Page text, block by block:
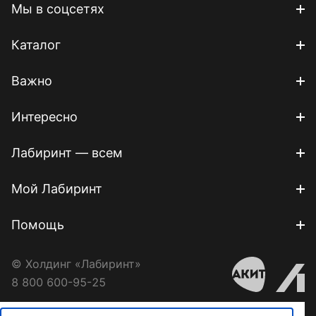
Мы в соцсетях
Каталог
Важно
Интересно
Лабиринт — всем
Мой Лабиринт
Помощь
© Холдинг «Лабиринт»
8 800 600-95-25